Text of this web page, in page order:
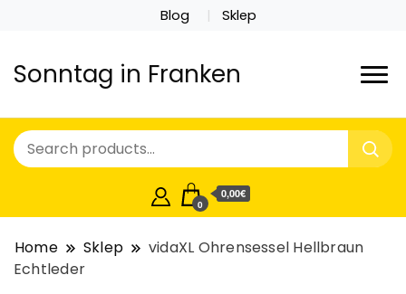
Blog Sklep
Sonntag in Franken
0
0,00€
Home Sklep
vidaXL Ohrensessel Hellbraun
Echtleder